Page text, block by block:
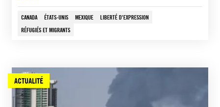
CANADA ÉTATS-UNIS MEXIQUE
LIBERTÉ D'EXPRESSION
RÉFUGIÉS ET MIGRANTS
ACTUALITÉ